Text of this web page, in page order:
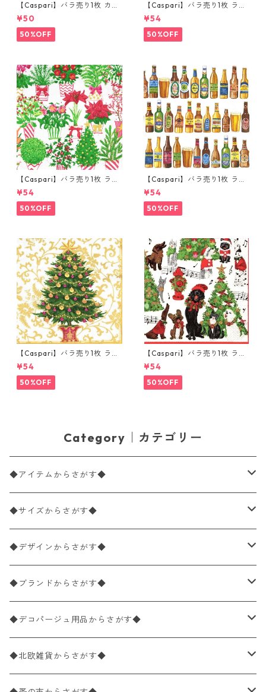
【Caspari】バラ売り1枚 カク
テルサイズ ペーパーナプキン
OMBRE CHRISTMAS ホワイト
×ゴールドパール
¥50
50%OFF
【Caspari】バラ売り1枚 ラン
チサイズ ペーパーナプキン LE
AF パール×グリーン
¥54
50%OFF
【Caspari】バラ売り1枚 ラン
チサイズ ペーパーナプキン Ch
ristmas Flower Market ホワ
イト
¥54
50%OFF
【Caspari】バラ売り1枚 ラン
チサイズ ペーパーナプキン 99
Bottles ホワイト
¥54
50%OFF
【Caspari】バラ売り1枚 ラン
チサイズ ペーパーナプキン Gi
lded Tree ホワイト
¥54
50%OFF
【Caspari】バラ売り1枚 ラン
チサイズ ペーパーナプキン Ca
roling Pets ホワイト
¥54
50%OFF
Category｜カテゴリー
◆アイテムからさがす◆
ペーパーナプキン2枚バラ売り
ペーパーナプキン1枚バラ売り
ペーパーナプキン20枚入りパック
ペーパーナプキン10枚入りパック
ライスペーパー
◆サイズからさがす◆
33×33cm（ランチサイズ）
バラ売り
パック売り
25×25cm（カクテルサイズ）
バラ売り
パック売り
40×40cm（ディナーサイズ）
バラ売り
パック売り
21×21cm（ポケットサイズ）
バラ売り
◆デザインからさがす◆
花柄
植物・グリーン柄
動物・鳥・昆虫・蝶柄
◆ブランドからさがす◆
ドイツ製 IHR/イア
ランチサイズ
カクテルサイズ
ドイツ製 Ambiente/アンビエンテ
ランチサイズ
◆デコパージュ用品からさがす◆
デコパージュ液
◆北欧雑貨からさがす◆